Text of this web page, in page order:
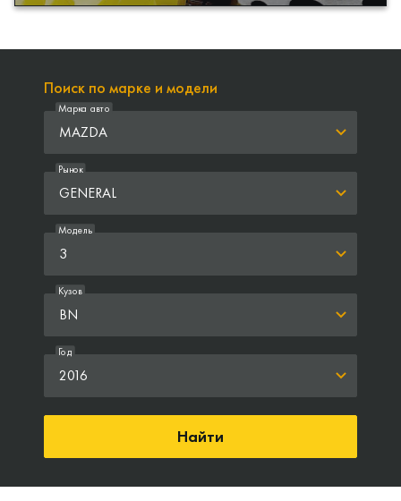
Поиск по марке и модели
MAZDA
Марка авто
GENERAL
Рынок
3
Модель
BN
Кузов
2016
Год
Найти